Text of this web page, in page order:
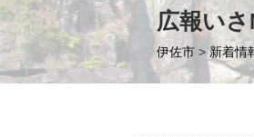
広報い
伊佐市 >新着情